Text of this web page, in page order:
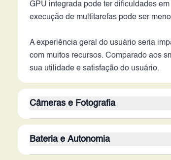
GPU integrada pode ter dificuldades
execução de multitarefas pode ser
A experiência geral do usuário seria
com muitos recursos. Comparado aos
sua utilidade e satisfação do usuário.
Câmeras e Fotografia
tecnologias de câmera encontradas em
de inteligência artificial, limitaria a
Bateria e Autonomia